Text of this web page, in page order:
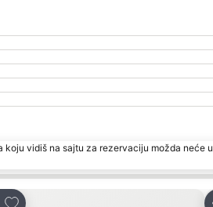
koju vidiš na sajtu za rezervaciju možda neće
Dodati u favorite